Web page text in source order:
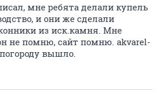
мне ребята делали купель
и они же сделали
из иск.камня. Мне
не помню, сайт помню. akvarel-
вышло.